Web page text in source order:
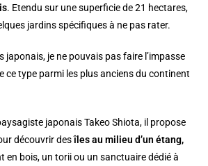
. Etendu sur une superficie de 21 hectares,
jardins spécifiques à ne pas rater.
japonais, je ne pouvais pas faire l’impasse
ce type parmi les plus anciens du continent
japonais Takeo Shiota, il propose
découvrir desîles au milieu d’un étang,
en bois, un torii ou un sanctuaire dédié à